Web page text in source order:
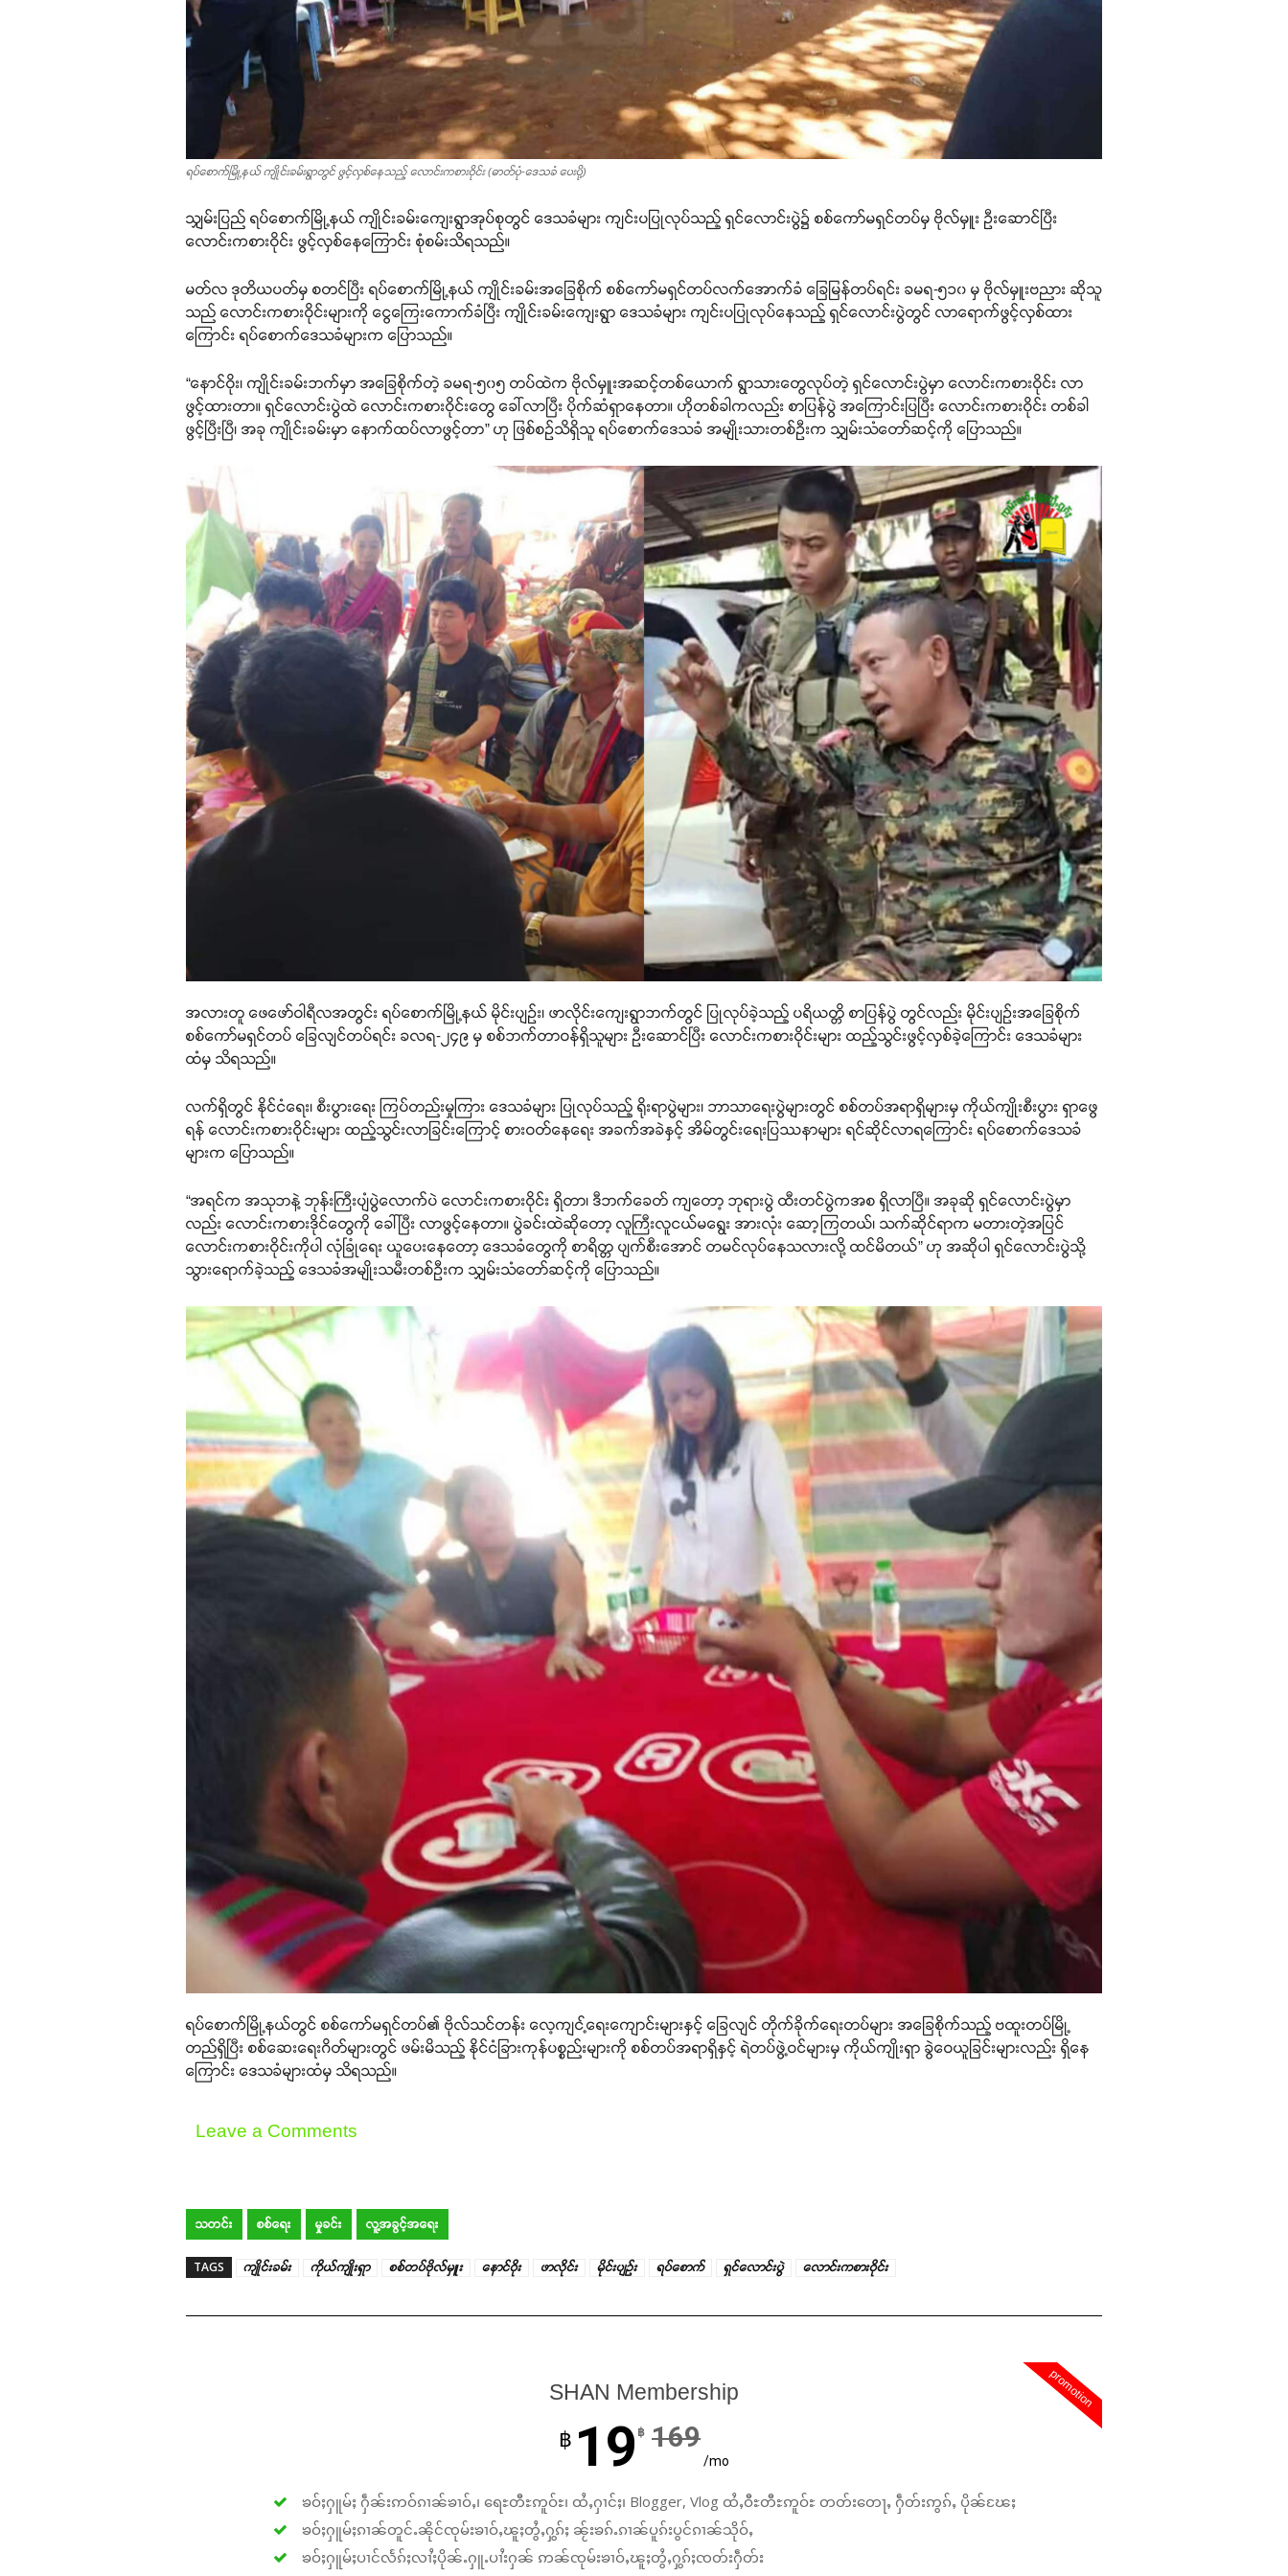
ရပ်စောက်မြို့နယ် ကျိုင်းခမ်းရွာတွင် ဖွင့်လှစ်နေသည့် လောင်းကစားဝိုင်း (ဓာတ်ပုံ-ဒေသခံ ပေးပို့)
သျှမ်းပြည် ရပ်စောက်မြို့နယ် ကျိုင်းခမ်းကျေးရွာအုပ်စုတွင် ဒေသခံများ ကျင်းပပြုလုပ်သည့် ရှင်လောင်းပွဲ၌ စစ်ကော်မရှင်တပ်မှ ဗိုလ်မှူး ဦးဆောင်ပြီး
လောင်းကစားဝိုင်း ဖွင့်လှစ်နေကြောင်း စုံစမ်းသိရသည်။
မတ်လ ဒုတိယပတ်မှ စတင်ပြီး ရပ်စောက်မြို့နယ် ကျိုင်းခမ်းအခြေစိုက် စစ်ကော်မရှင်တပ်လက်အောက်ခံ ခြေမြန်တပ်ရင်း ခမရ-၅၁၀ မှ ဗိုလ်မှူးဗညား ဆိုသူ
သည် လောင်းကစားဝိုင်းများကို ငွေကြေးကောက်ခံပြီး ကျိုင်းခမ်းကျေးရွာ ဒေသခံများ ကျင်းပပြုလုပ်နေသည့် ရှင်လောင်းပွဲတွင် လာရောက်ဖွင့်လှစ်ထား
ကြောင်း ရပ်စောက်ဒေသခံများက ပြောသည်။
“နောင်ဝိုး၊ ကျိုင်းခမ်းဘက်မှာ အခြေစိုက်တဲ့ ခမရ-၅၀၅ တပ်ထဲက ဗိုလ်မှူးအဆင့်တစ်ယောက် ရွာသားတွေလုပ်တဲ့ ရှင်လောင်းပွဲမှာ လောင်းကစားဝိုင်း လာ
ဖွင့်ထားတာ။ ရှင်လောင်းပွဲထဲ လောင်းကစားဝိုင်းတွေ ခေါ်လာပြီး ပိုက်ဆံရှာနေတာ။ ဟိုတစ်ခါကလည်း စာပြန်ပွဲ အကြောင်းပြပြီး လောင်းကစားဝိုင်း တစ်ခါ
ဖွင့်ပြီးပြီ၊ အခု ကျိုင်းခမ်းမှာ နောက်ထပ်လာဖွင့်တာ” ဟု ဖြစ်စဉ်သိရှိသူ ရပ်စောက်ဒေသခံ အမျိုးသားတစ်ဦးက သျှမ်းသံတော်ဆင့်ကို ပြောသည်။
အလားတူ ဖေဖော်ဝါရီလအတွင်း ရပ်စောက်မြို့နယ် မိုင်းပျဉ်း၊ ဖာလိုင်းကျေးရွာဘက်တွင် ပြုလုပ်ခဲ့သည့် ပရိယတ္တိ စာပြန်ပွဲ တွင်လည်း မိုင်းပျဉ်းအခြေစိုက်
စစ်ကော်မရှင်တပ် ခြေလျင်တပ်ရင်း ခလရ-၂၄၉ မှ စစ်ဘက်တာဝန်ရှိသူများ ဦးဆောင်ပြီး လောင်းကစားဝိုင်းများ ထည့်သွင်းဖွင့်လှစ်ခဲ့ကြောင်း ဒေသခံများ
ထံမှ သိရသည်။
လက်ရှိတွင် နိုင်ငံရေး၊ စီးပွားရေး ကြပ်တည်းမှုကြား ဒေသခံများ ပြုလုပ်သည့် ရိုးရာပွဲများ၊ ဘာသာရေးပွဲများတွင် စစ်တပ်အရာရှိများမှ ကိုယ်ကျိုးစီးပွား ရှာဖွေ
ရန် လောင်းကစားဝိုင်းများ ထည့်သွင်းလာခြင်းကြောင့် စားဝတ်နေရေး အခက်အခဲနှင့် အိမ်တွင်းရေးပြဿနာများ ရင်ဆိုင်လာရကြောင်း ရပ်စောက်ဒေသခံ
များက ပြောသည်။
“အရင်က အသုဘနဲ့ ဘုန်းကြီးပျံပွဲလောက်ပဲ လောင်းကစားဝိုင်း ရှိတာ၊ ဒီဘက်ခေတ် ကျတော့ ဘုရားပွဲ ထီးတင်ပွဲကအစ ရှိလာပြီ။ အခုဆို ရှင်လောင်းပွဲမှာ
လည်း လောင်းကစားဒိုင်တွေကို ခေါ်ပြီး လာဖွင့်နေတာ။ ပွဲခင်းထဲဆိုတော့ လူကြီးလူငယ်မရွေး အားလုံး ဆော့ကြတယ်၊ သက်ဆိုင်ရာက မတားတဲ့အပြင်
လောင်းကစားဝိုင်းကိုပါ လုံခြုံရေး ယူပေးနေတော့ ဒေသခံတွေကို စာရိတ္တ ပျက်စီးအောင် တမင်လုပ်နေသလားလို့ ထင်မိတယ်” ဟု အဆိုပါ ရှင်လောင်းပွဲသို့
သွားရောက်ခဲ့သည့် ဒေသခံအမျိုးသမီးတစ်ဦးက သျှမ်းသံတော်ဆင့်ကို ပြောသည်။
ရပ်စောက်မြို့နယ်တွင် စစ်ကော်မရှင်တပ်၏ ဗိုလ်သင်တန်း လေ့ကျင့်ရေးကျောင်းများနှင့် ခြေလျင် တိုက်ခိုက်ရေးတပ်များ အခြေစိုက်သည့် ဗထူးတပ်မြို့
တည်ရှိပြီး စစ်ဆေးရေးဂိတ်များတွင် ဖမ်းမိသည့် နိုင်ငံခြားကုန်ပစ္စည်းများကို စစ်တပ်အရာရှိနှင့် ရဲတပ်ဖွဲ့ဝင်များမှ ကိုယ်ကျိုးရှာ ခွဲဝေယူခြင်းများလည်း ရှိနေ
ကြောင်း ဒေသခံများထံမှ သိရသည်။
Leave a Comments
သတင်း စစ်ရေး မှုခင်း လူ့အခွင့်အရေး
TAGS ကျိုင်းခမ်း ကိုယ်ကျိုးရှာ စစ်တပ်ဗိုလ်မှူး နောင်ဝိုး ဖာလိုင်း မိုင်းပျဉ်း ရပ်စောက် ရှင်လောင်းပွဲ လောင်းကစားဝိုင်း
promotion
SHAN Membership
฿ 19 ฿ 169
/mo
ၶဝ်ႈႁူမ်ႈ ႁဵၼ်းဢဝ်ၵၢၼ်ၶၢဝ်ႇ၊ ရေႊတီႊဢူဝ်ႊ၊ ထႆႇႁၢင်ႈ၊ Blogger, Vlog ထႆႇဝီႊတီႊဢူဝ်ႊ တတ်းတေႃႇ ႁဵတ်းဢွၵ်ႇ ပိုၼ်ၽႄႈ
ၶဝ်ႈႁူမ်ႈၵၢၼ်တူင်ႉၼိုင်ၸုမ်းၶၢဝ်ႇၽူႈတွႆႇႁွၵ်ႈ ၼႂ်းၶၵ်ႉၵၢၼ်ပူၵ်းပွင်ၵၢၼ်သိုဝ်ႇ
ၶဝ်ႈႁူမ်ႈပၢင်လႅၵ်ႈလၢႆႈပိုၼ်ႉႁူႉပၢႆးႁၼ် ဢၼ်ၸုမ်းၶၢဝ်ႇၽူႈတွႆႇႁွၵ်ႈၸတ်းႁဵတ်း